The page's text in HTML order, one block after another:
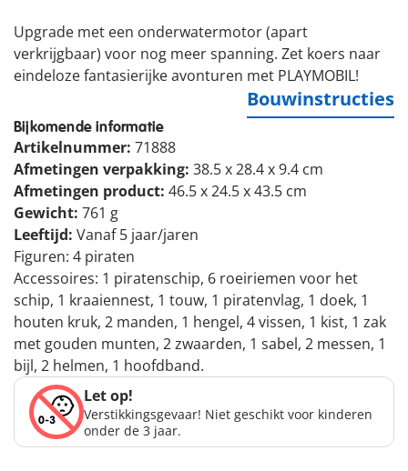
Upgrade met een onderwatermotor (apart
verkrijgbaar) voor nog meer spanning. Zet koers naar
eindeloze fantasierijke avonturen met PLAYMOBIL!
Bouwinstructies
Bijkomende informatie
Artikelnummer: 71888
Afmetingen verpakking: 38.5 x 28.4 x 9.4 cm
Afmetingen product: 46.5 x 24.5 x 43.5 cm
Gewicht: 761 g
Leeftijd: Vanaf 5 jaar/jaren
Figuren: 4 piraten
Accessoires: 1 piratenschip, 6 roeiriemen voor het
schip, 1 kraaiennest, 1 touw, 1 piratenvlag, 1 doek, 1
houten kruk, 2 manden, 1 hengel, 4 vissen, 1 kist, 1 zak
met gouden munten, 2 zwaarden, 1 sabel, 2 messen, 1
bijl, 2 helmen, 1 hoofdband.
Let op!
Verstikkingsgevaar! Niet geschikt voor kinderen
onder de 3 jaar.